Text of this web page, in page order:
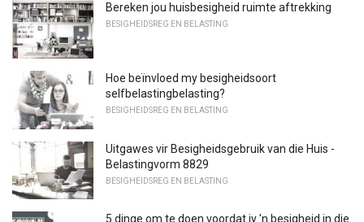
Bereken jou huisbesigheid ruimte aftrekking
BESIGHEIDSREG EN BELASTING
Hoe beïnvloed my besigheidsoort
selfbelastingbelasting?
BESIGHEIDSREG EN BELASTING
Uitgawes vir Besigheidsgebruik van die Huis -
Belastingvorm 8829
BESIGHEIDSREG EN BELASTING
5 dinge om te doen voordat jy 'n besigheid in die